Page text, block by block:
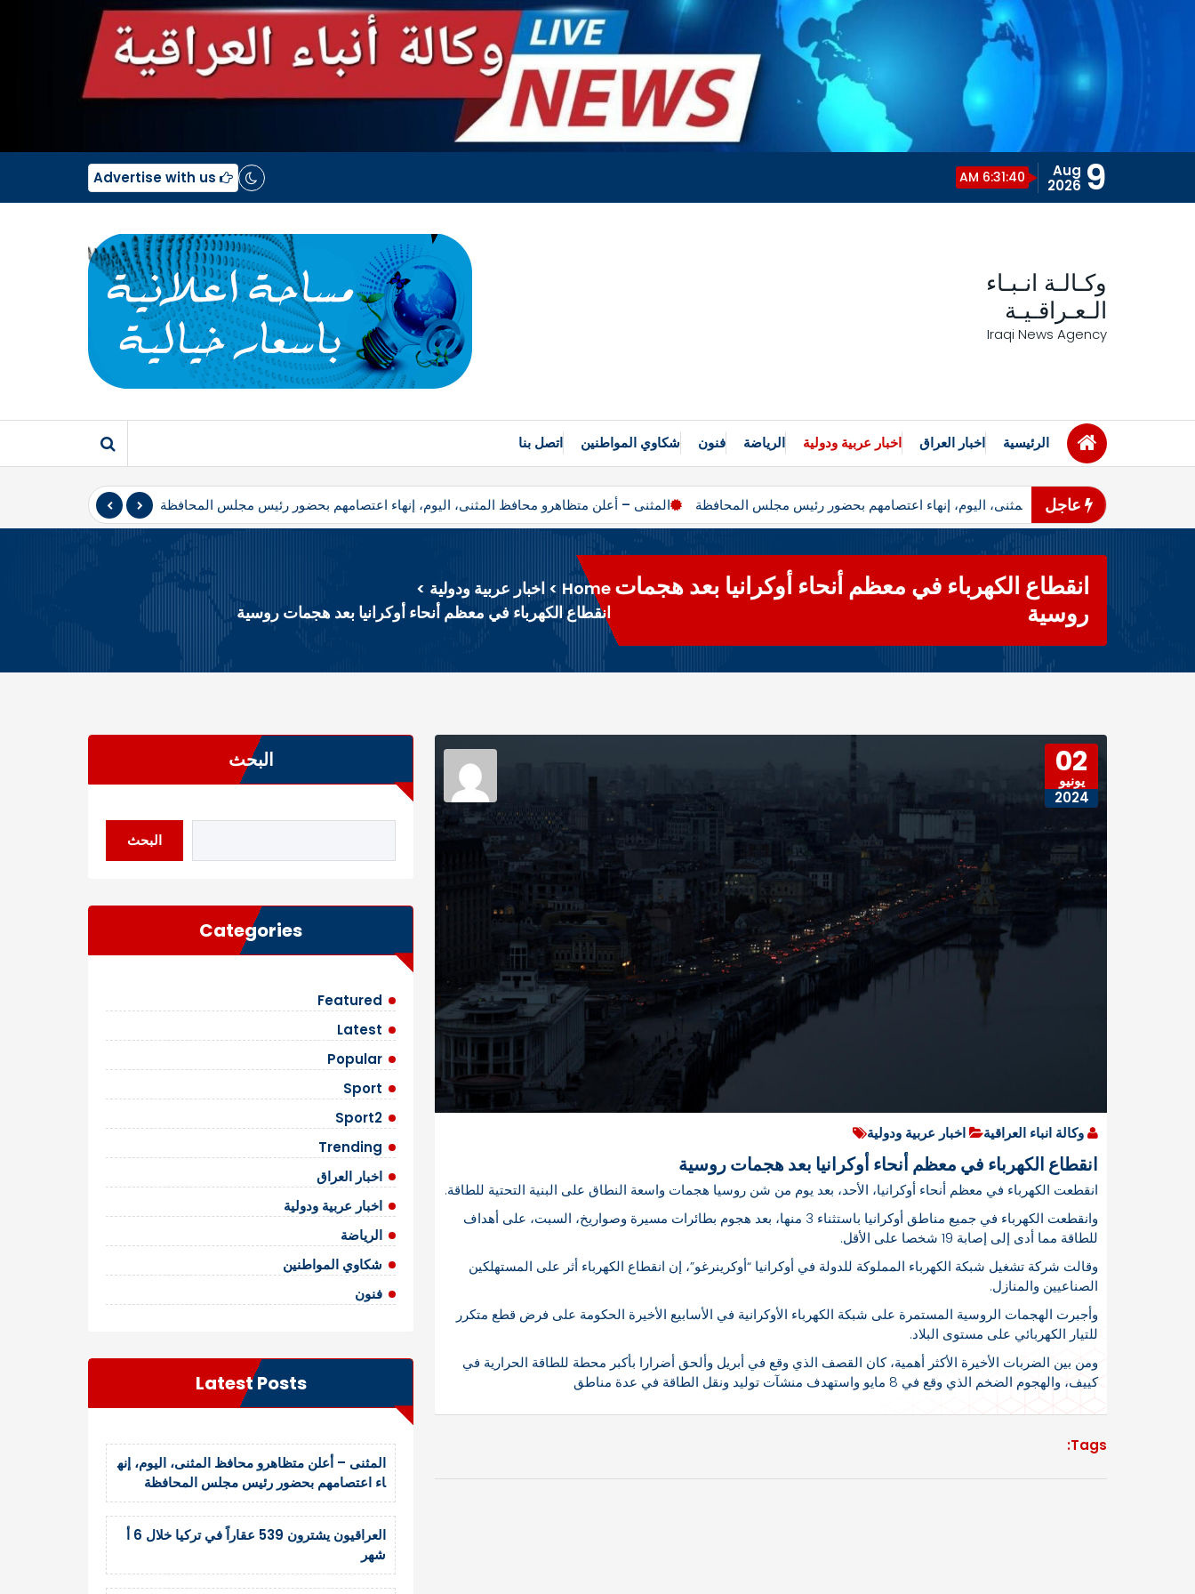
e
9
Aug
2026
6:31:41 AM
وكـالـة انـبـاء
الـعـراقـيـة
Iraqi News Agency
الرئيسية اخبار العراق اخبار عربية ودولية الرياضة فنون شكاوي المواطنين اتصل بنا
عاجل المثنى – أعلن المثنى – أعلن متظاهرو محافظ المثنى، اليوم، إنهاء اعتصامهم بحضور رئيس مجلس المحافظة – أعلن متظاهرو محافظ المثنى، اليوم، إنهاء اعتصامهم بحضور رئيس مجلس المحافظة
انقطاع الكهرباء في معظم أنحاء أوكرانيا بعد هجمات
روسية
Home
> اخبار عربية ودولية >
انقطاع الكهرباء في معظم أنحاء أوكرانيا بعد هجمات روسية
02
يونيو
2024
وكالة انباء العراقية اخبار عربية ودولية
انقطاع الكهرباء في معظم أنحاء أوكرانيا بعد هجمات روسية
انقطعت الكهرباء في معظم أنحاء أوكرانيا، الأحد، بعد يوم من شن روسيا هجمات واسعة النطاق على البنية التحتية للطاقة.
وانقطعت الكهرباء في جميع مناطق أوكرانيا باستثناء 3 منها، بعد هجوم بطائرات مسيرة وصواريخ، السبت، على أهداف
للطاقة مما أدى إلى إصابة 19 شخصا على الأقل.
وقالت شركة تشغيل شبكة الكهرباء المملوكة للدولة في أوكرانيا “أوكرينرغو”، إن انقطاع الكهرباء أثر على المستهلكين
الصناعيين والمنازل.
وأجبرت الهجمات الروسية المستمرة على شبكة الكهرباء الأوكرانية في الأسابيع الأخيرة الحكومة على فرض قطع متكرر
للتيار الكهربائي على مستوى البلاد.
ومن بين الضربات الأخيرة الأكثر أهمية، كان القصف الذي وقع في أبريل وألحق أضرارا بأكبر محطة للطاقة الحرارية في
كييف، والهجوم الضخم الذي وقع في 8 مايو واستهدف منشآت توليد ونقل الطاقة في عدة مناطق
Tags:
البحث
البحث
Categories
Featured
Latest
Popular
Sport
Sport2
Trending
اخبار العراق
اخبار عربية ودولية
الرياضة
شكاوي المواطنين
فنون
Latest Posts
المثنى – أعلن متظاهرو محافظ المثنى، اليوم، إنه
اء اعتصامهم بحضور رئيس مجلس المحافظة
العراقيون يشترون 539 عقاراً في تركيا خلال 6 أ
شهر